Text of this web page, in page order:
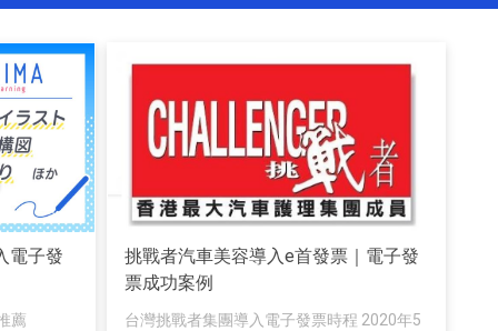
電子發
薦
挑戰者汽車美容導入e首發票｜電子發
票成功案例
台灣挑戰者集團導入電子發票時程 2020年5